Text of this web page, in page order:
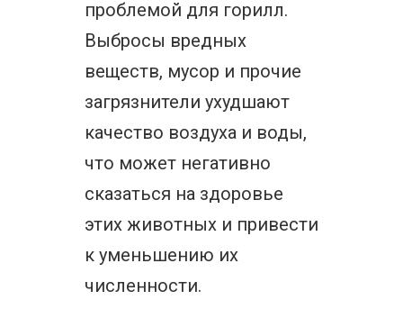
проблемой для горилл.
Выбросы вредных
веществ, мусор и прочие
загрязнители ухудшают
качество воздуха и воды,
что может негативно
сказаться на здоровье
этих животных и привести
к уменьшению их
численности.